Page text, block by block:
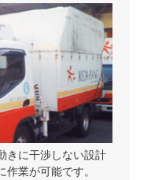
きに干渉しない設計
業が可能です。